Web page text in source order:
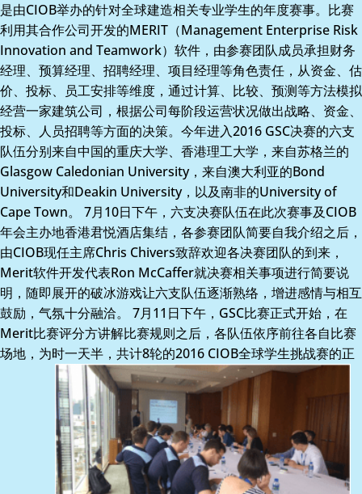
是由CIOB举办的针对全球建造相关专业学生的年度赛事。比赛
利用其合作公司开发的MERIT（Management Enterprise Risk
Innovation and Teamwork）软件，由参赛团队成员承担财务
经理、预算经理、招聘经理、项目经理等角色责任，从资金、估
价、投标、员工安排等维度，通过计算、比较、预测等方法模拟
经营一家建筑公司，根据公司每阶段运营状况做出战略、资金、
投标、人员招聘等方面的决策。今年进入2016 GSC决赛的六支
队伍分别来自中国的重庆大学、香港理工大学，来自苏格兰的
Glasgow Caledonian University，来自澳大利亚的Bond
University和Deakin University，以及南非的University of
Cape Town。 7月10日下午，六支决赛队伍在此次赛事及CIOB
年会主办地香港君悦酒店集结，各参赛团队简要自我介绍之后，
由CIOB现任主席Chris Chivers致辞欢迎各决赛团队的到来，
Merit软件开发代表Ron McCaffer就决赛相关事项进行简要说
明，随即展开的破冰游戏让六支队伍逐渐熟络，增进感情与相互
鼓励，气氛十分融洽。 7月11日下午，GSC比赛正式开始，在
Merit比赛评分方讲解比赛规则之后，各队伍依序前往各自比赛
场地，为时一天半，共计8轮的2016 CIOB全球学生挑战赛的正